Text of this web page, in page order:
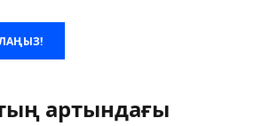
артындағы